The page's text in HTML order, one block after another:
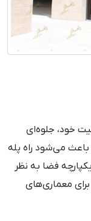
خود، جلوه‌ای
می‌شود راه پله
فضا به نظر
معماری‌های